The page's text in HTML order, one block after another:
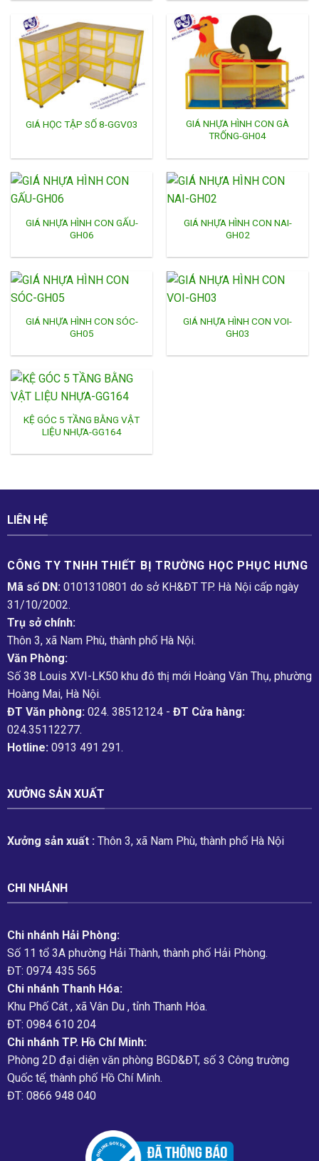
GIÁ HỌC TẬP SỐ 8-GGV03
GIÁ NHỰA HÌNH CON GÀ
TRỐNG-GH04
GIÁ NHỰA HÌNH CON GẤU-
GH06
GIÁ NHỰA HÌNH CON NAI-
GH02
GIÁ NHỰA HÌNH CON SÓC-
GH05
GIÁ NHỰA HÌNH CON VOI-
GH03
KỆ GÓC 5 TẦNG BẰNG VẬT
LIỆU NHỰA-GG164
LIÊN HỆ
CÔNG TY TNHH THIẾT BỊ TRƯỜNG HỌC PHỤC H­ƯNG
Mã số DN: 0101310801 do sở KH&ĐT TP. Hà Nội cấp ngày
31/10/2002.
Trụ sở chính:
Thôn 3, xã Nam Phù, thành phố Hà Nội.
Văn Phòng:
Số 38 Louis XVI-LK50 khu đô thị mới Hoàng Văn Thụ, phường
Hoàng Mai, Hà Nội.
ĐT Văn phòng:024. 38512124 - ĐT Cửa hàng:
024.35112277.
Hotline:0913 491 291.
XƯỞNG SẢN XUẤT
Xưởng sản xuất :Thôn 3, xã Nam Phù, thành phố Hà Nội
CHI NHÁNH
Chi nhánh Hải Phòng:
Số 11 tổ 3A phường Hải Thành, thành phố Hải Phòng.
ĐT: 0974 435 565
Chi nhánh Thanh Hóa:
Khu Phố Cát , xã Vân Du , tỉnh Thanh Hóa.
ĐT: 0984 610 204
Chi nhánh TP. Hồ Chí Minh:
Phòng 2D đại diện văn phòng BGD&ĐT, số 3 Công trường
Quốc tế, thành phố Hồ Chí Minh.
ĐT: 0866 948 040